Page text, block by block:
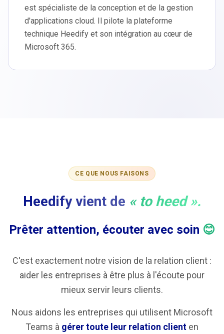
est spécialiste de la conception et de la gestion
d'applications cloud. Il pilote la plateforme
technique Heedify et son intégration au cœur de
Microsoft 365.
CE QUE NOUS FAISONS
Heedify vient de « to heed ».
Prêter attention, écouter avec soin 😊
C'est exactement notre vision de la relation client :
aider les entreprises à être plus à l'écoute pour
mieux servir leurs clients.
Nous aidons les entreprises qui utilisent Microsoft
Teams à gérer toute leur relation client en